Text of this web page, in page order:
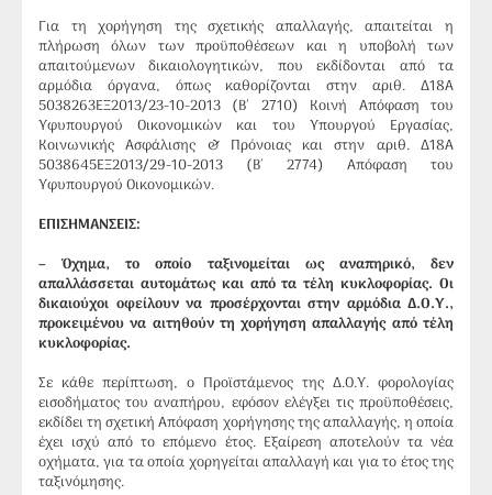
Για τη χορήγηση της σχετικής απαλλαγής, απαιτείται η
πλήρωση όλων των προϋποθέσεων και η υποβολή των
απαιτούμενων δικαιολογητικών, που εκδίδονται από τα
αρμόδια όργανα, όπως καθορίζονται στην αριθ. Δ18Α
5038263ΕΞ2013/23-10-2013 (Β΄ 2710) Κοινή Απόφαση του
Υφυπουργού Οικονομικών και του Υπουργού Εργασίας,
Κοινωνικής Ασφάλισης & Πρόνοιας και στην αριθ. Δ18Α
5038645ΕΞ2013/29-10-2013 (Β΄ 2774) Απόφαση του
Υφυπουργού Οικονομικών.
ΕΠΙΣΗΜΑΝΣΕΙΣ:
– Όχημα, το οποίο ταξινομείται ως αναπηρικό, δεν
απαλλάσσεται αυτομάτως και από τα τέλη κυκλοφορίας. Οι
δικαιούχοι οφείλουν να προσέρχονται στην αρμόδια Δ.Ο.Υ.,
προκειμένου να αιτηθούν τη χορήγηση απαλλαγής από τέλη
κυκλοφορίας.
Σε κάθε περίπτωση, ο Προϊστάμενος της Δ.Ο.Υ. φορολογίας
εισοδήματος του αναπήρου, εφόσον ελέγξει τις προϋποθέσεις,
εκδίδει τη σχετική Απόφαση χορήγησης της απαλλαγής, η οποία
έχει ισχύ από το επόμενο έτος. Εξαίρεση αποτελούν τα νέα
οχήματα, για τα οποία χορηγείται απαλλαγή και για το έτος της
ταξινόμησης.